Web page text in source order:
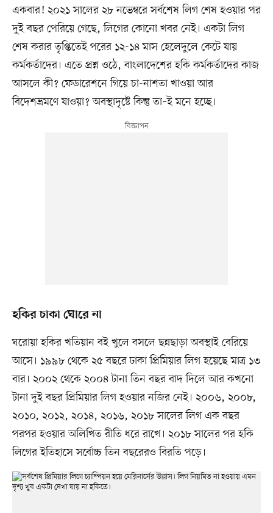
একবার! ২০২১ সালের ২৮ নভেম্বরে সর্বশেষ লিগ শেষ হওয়ার পর
দুই বছর পেরিয়ে গেছে, লিগের কোনো খবর নেই। একটা লিগ
শেষ করার তৃপ্তিতেই পরের ১২-১৪ মাস হেলেদুলে কেটে যায়
কর্মকর্তাদের। এতে প্রশ্ন ওঠে, বাংলাদেশের হকি কর্মকর্তাদের কাজ
আসলে কী? ফেডারেশনে গিয়ে চা-নাশতা খাওয়া আর
বিদেশভ্রমণে যাওয়া? অবস্থাদৃষ্টে কিন্তু তা–ই মনে হচ্ছে।
হকির চাকা ঘোরে না
ঘরোয়া হকির খতিয়ান বই খুলে বসলে ছন্নছাড়া অবস্থাই বেরিয়ে
আসে। ১৯৯৮ থেকে ২৫ বছরে ঢাকা প্রিমিয়ার লিগ হয়েছে মাত্র ১৩
বার। ২০০২ থেকে ২০০৪ টানা তিন বছর বাদ দিলে আর কখনো
টানা দুই বছর প্রিমিয়ার লিগ হওয়ার নজির নেই। ২০০৬, ২০০৮,
২০১০, ২০১২, ২০১৪, ২০১৬, ২০১৮ সালের লিগ এক বছর
পরপর হওয়ার অলিখিত রীতি ধরে রাখে। ২০১৮ সালের পর হকি
লিগের ইতিহাসে সর্বোচ্চ তিন বছরেরও বিরতি পড়ে।